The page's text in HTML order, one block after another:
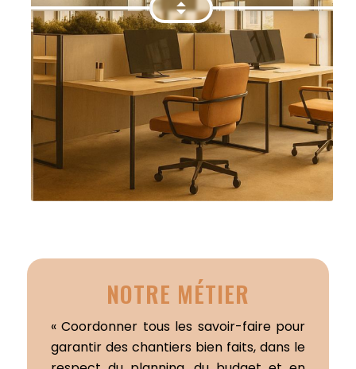
NOTRE MÉTIER
« Coordonner tous les savoir-faire pour
garantir des chantiers bien faits, dans le